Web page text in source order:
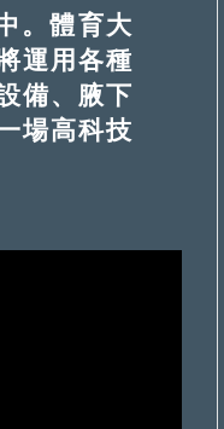
。體育大
運用各種
備、腋下
場高科技